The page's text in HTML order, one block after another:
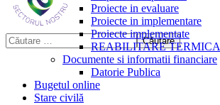
Proiecte in evaluare
Proiecte in implementare
Proiecte implementate
REABILITARE TERMICA
Documente si informatii financiare
Datorie Publica
Bugetul online
Stare civilă